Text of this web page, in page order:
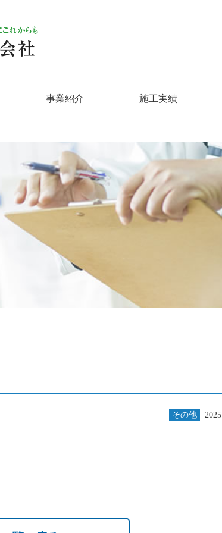
事業紹介 施工実績
その他